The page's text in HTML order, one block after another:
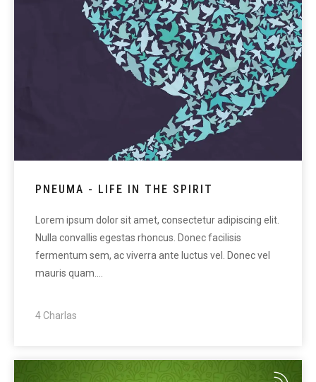
PNEUMA - LIFE IN THE SPIRIT
Lorem ipsum dolor sit amet, consectetur adipiscing elit.
Nulla convallis egestas rhoncus. Donec facilisis
fermentum sem, ac viverra ante luctus vel. Donec vel
mauris quam.…
4 Charlas